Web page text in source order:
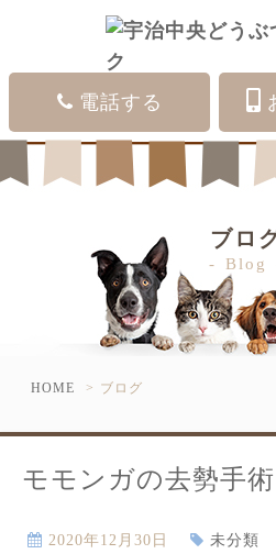
電話する
ブロ
Blog
HOME ブログ
モモンガの去勢手術
2020年12月30日 未分類